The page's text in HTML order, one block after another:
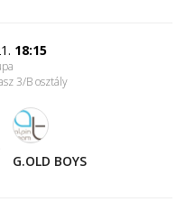
18:15
3/B osztály
G.OLD BOYS